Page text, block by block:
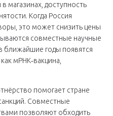
магазинах, доступность
Когда Россия
это может снизить цены
совместные научные
ближайшие годы появятся
мРНК‑вакцина,
помогает стране
Совместные
позволяют обходить